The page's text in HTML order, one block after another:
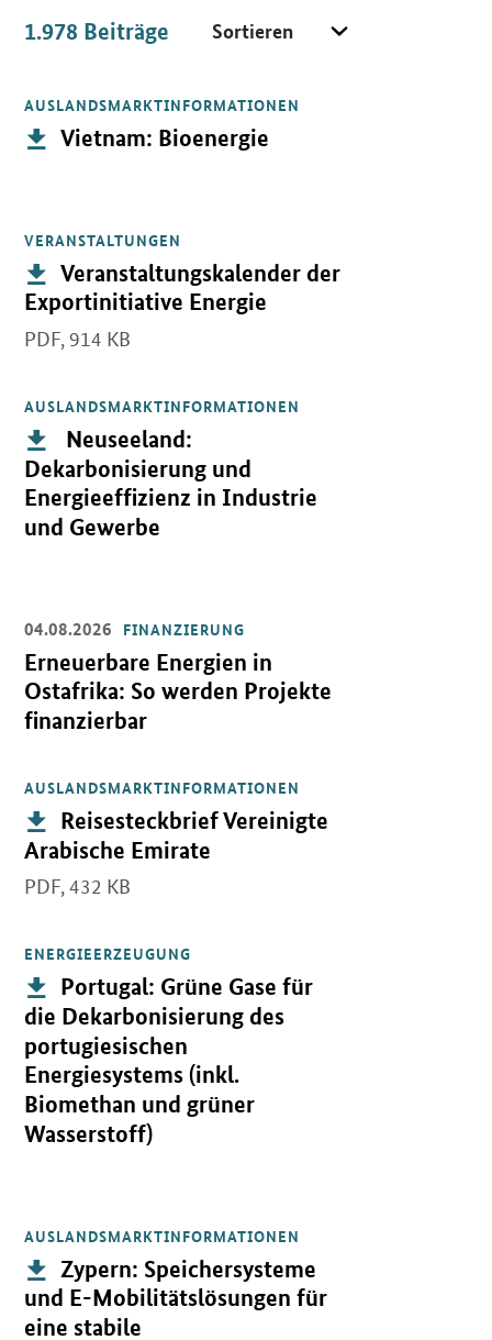
1.978 Beiträge
Beiträge
AUSLANDSMARKTINFORMATIONEN
Publikation:
Vietnam: Bioenergie
Öffnet PDF "Vietnam: Bioenergie" in neuem Fenster.
VERANSTALTUNGEN
Publikation:
Veranstaltungskalender der
Exportinitiative Energie
PDF, 914 KB
Öffnet PDF "Veranstaltungskalender der Exportinitiative Energie"
AUSLANDSMARKTINFORMATIONEN
Publikation:
Neuseeland:
Dekarbonisierung und
Energieeffizienz in Industrie
und Gewerbe
Öffnet PDF " Neuseeland: Dekarbonisierung und
04.08.2026 FINANZIERUNG
Erneuerbare Energien in
Ostafrika: So werden Projekte
finanzierbar
Öffnet Einzelsicht
AUSLANDSMARKTINFORMATIONEN
Publikation:
Reisesteckbrief Vereinigte
Arabische Emirate
PDF, 432 KB
Öffnet PDF "Reisesteckbrief Vereinigte Arabische Emirate" in
ENERGIEERZEUGUNG
Publikation:
Portugal: Grüne Gase für
die Dekarbonisierung des
portugiesischen
Energiesystems (inkl.
Biomethan und grüner
Wasserstoff)
Öffnet PDF "Portugal: Grüne Gase für die Dekarbonisierung des
AUSLANDSMARKTINFORMATIONEN
Publikation:
Zypern: Speichersysteme
und E-Mobilitätslösungen für
eine stabile
Öffnet PDF "Zypern: Speichersysteme und E-